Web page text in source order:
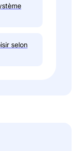
selon